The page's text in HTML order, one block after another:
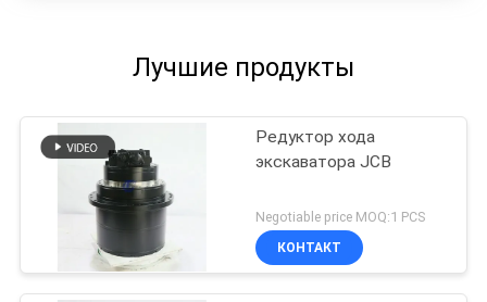
Лучшие продукты
Редуктор хода
экскаватора JCB
Negotiable price MOQ:1 PCS
КОНТАКТ